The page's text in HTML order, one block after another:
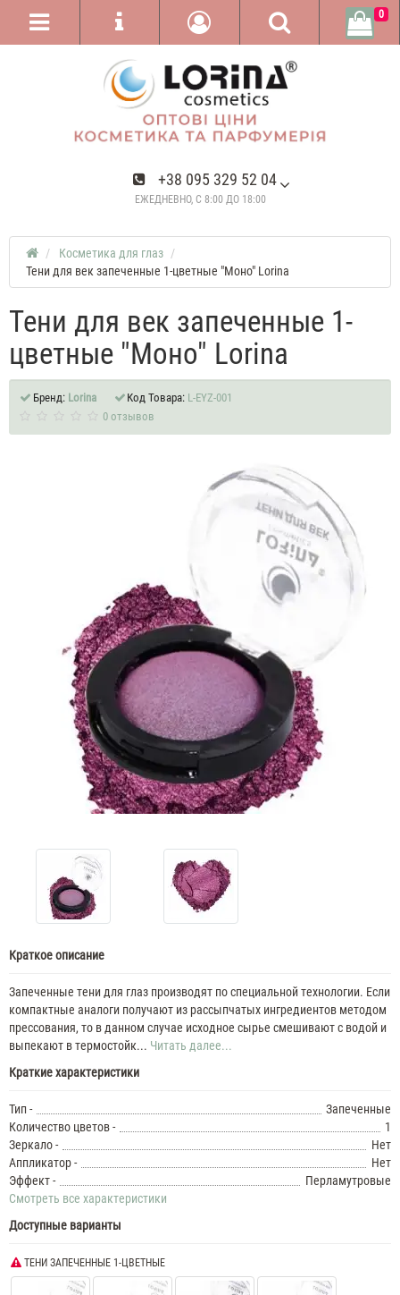
+38 095 329 52 04
ЕЖЕДНЕВНО, С 8:00 ДО 18:00
0
Косметика для глаз
Тени для век запеченные 1-цветные "Моно" Lorina
Тени для век запеченные 1-
цветные "Моно" Lorina
Бренд: Lorina Код Товара: L-EYZ-001
0 отзывов
Краткое описание
Запеченные тени для глаз производят по специальной технологии. Если
компактные аналоги получают из рассыпчатых ингредиентов методом
прессования, то в данном случае исходное сырье смешивают с водой и
выпекают в термостойк... Читать далее...
Краткие характеристики
Тип -
Запеченные
Количество цветов -
1
Зеркало -
Нет
Аппликатор -
Нет
Эффект -
Перламутровые
Смотреть все характеристики
Доступные варианты
ТЕНИ ЗАПЕЧЕННЫЕ 1-ЦВЕТНЫЕ